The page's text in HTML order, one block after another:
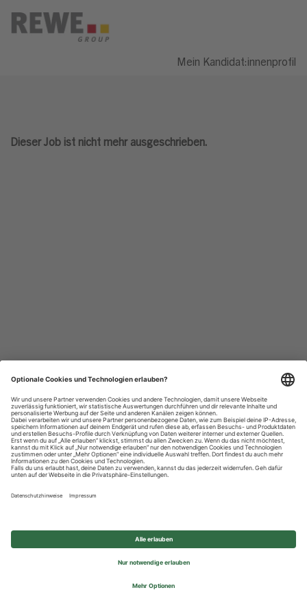
Mein Kandidat:innenprofil
Dieser Job ist nicht mehr ausgeschrieben.
Datenschutzhinweise
Impressum
Privatsphäre-Einstellungen
© 2026 REWE Group - All rights reserved